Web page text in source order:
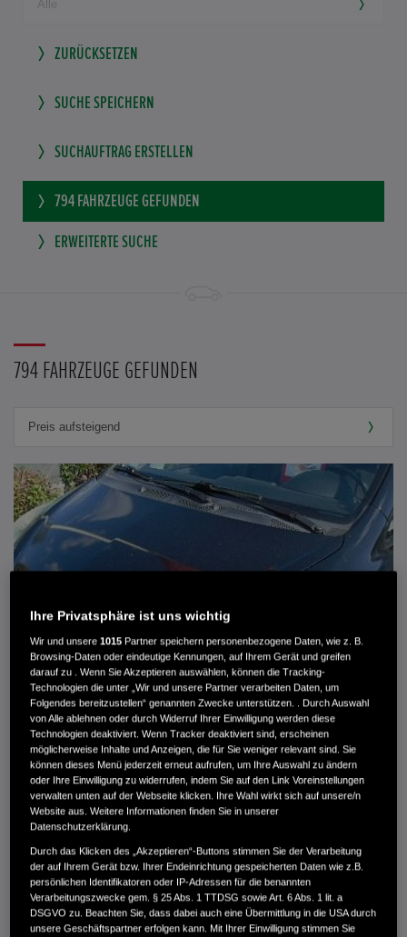
ZURÜCKSETZEN
SUCHE SPEICHERN
SUCHAUFTRAG ERSTELLEN
794 FAHRZEUGE GEFUNDEN
ERWEITERTE SUCHE
794 FAHRZEUGE GEFUNDEN
MWST. NICHT AUSWEISBAR
3.900 €
Außenfarbe
crystal black pearl
Kilometerstand
166.000 km
Kraftstoffart
Super
Getriebe
Automatik
Türen
5
Ihre Privatsphäre ist uns wichtig
Wir und unsere1015 Partner speichern personenbezogene Daten, wie z. B.
Browsing-Daten oder eindeutige Kennungen, auf Ihrem Gerät und greifen
darauf zu . Wenn Sie Akzeptieren auswählen, können die Tracking-
Technologien die unter „Wir und unsere Partner verarbeiten Daten, um
Folgendes bereitzustellen“ genannten Zwecke unterstützen. . Durch Auswahl
von Alle ablehnen oder durch Widerruf Ihrer Einwilligung werden diese
Technologien deaktiviert. Wenn Tracker deaktiviert sind, erscheinen
möglicherweise Inhalte und Anzeigen, die für Sie weniger relevant sind. Sie
können dieses Menü jederzeit erneut aufrufen, um Ihre Auswahl zu ändern
oder Ihre Einwilligung zu widerrufen, indem Sie auf den Link Voreinstellungen
verwalten unten auf der Webseite klicken. Ihre Wahl wirkt sich auf unsere/n
Website aus. Weitere Informationen finden Sie in unserer
Datenschutzerklärung.
Durch das Klicken des „Akzeptieren“-Buttons stimmen Sie der Verarbeitung
der auf Ihrem Gerät bzw. Ihrer Endeinrichtung gespeicherten Daten wie z.B.
persönlichen Identifikatoren oder IP-Adressen für die benannten
Verarbeitungszwecke gem. § 25 Abs. 1 TTDSG sowie Art. 6 Abs. 1 lit. a
DSGVO zu. Beachten Sie, dass dabei auch eine Übermittlung in die USA durch
unsere Geschäftspartner erfolgen kann. Mit Ihrer Einwilligung stimmen Sie